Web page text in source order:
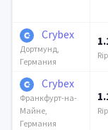
Crybex
Дортмунд,
Германия
Crybex
Франкфурт-на-
Майне,
Германия